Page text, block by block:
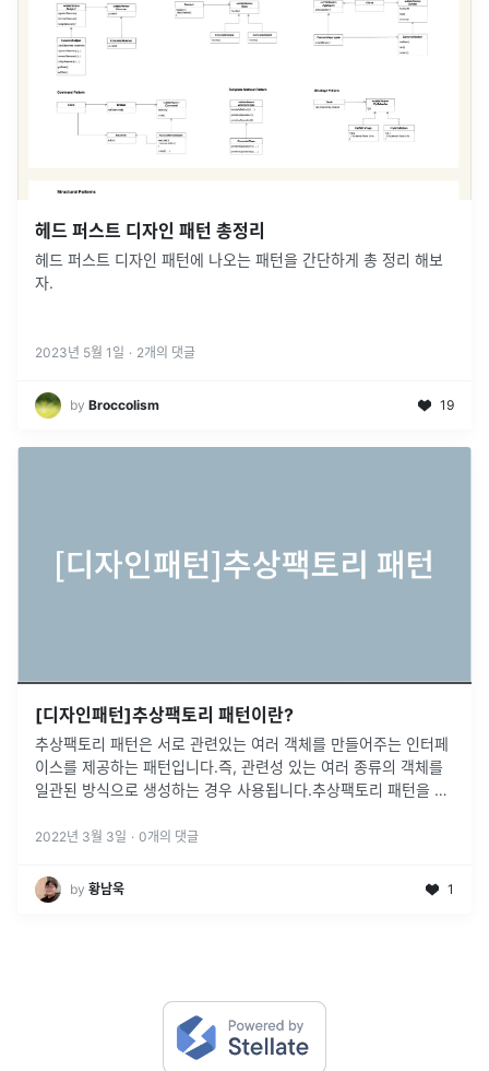
헤드 퍼스트 디자인 패턴 총정리
헤드 퍼스트 디자인 패턴에 나오는 패턴을 간단하게 총 정리 해보
자.
2023년 5월 1일 · 2개의 댓글
by Broccolism 19
[디자인패턴]추상팩토리 패턴이란?
추상팩토리 패턴은 서로 관련있는 여러 객체를 만들어주는 인터페
이스를 제공하는 패턴입니다.즉, 관련성 있는 여러 종류의 객체를
일관된 방식으로 생성하는 경우 사용됩니다.추상팩토리 패턴을 사
언트에게 감출 수 있습니...
2022년 3월 3일 · 0개의 댓글
by 황남욱 1